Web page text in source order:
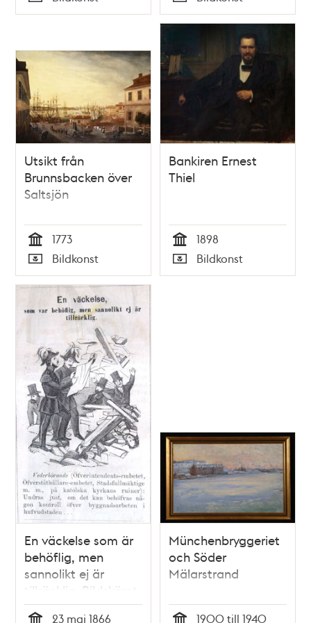
Typ
Typ
Utsikt från
Brunnsbacken över
Saltsjön
Tid
1773
Typ
Bildkonst
Bankiren Ernest
Thiel
Tid
1898
Typ
Bildkonst
En väckelse som är
behöflig, men
sannolikt ej är
tillräcklig. Bildskämt
i Söndags-Nisse –
23 maj 1866
Münchenbryggeriet
och Söder
Mälarstrand
1900 till 1940